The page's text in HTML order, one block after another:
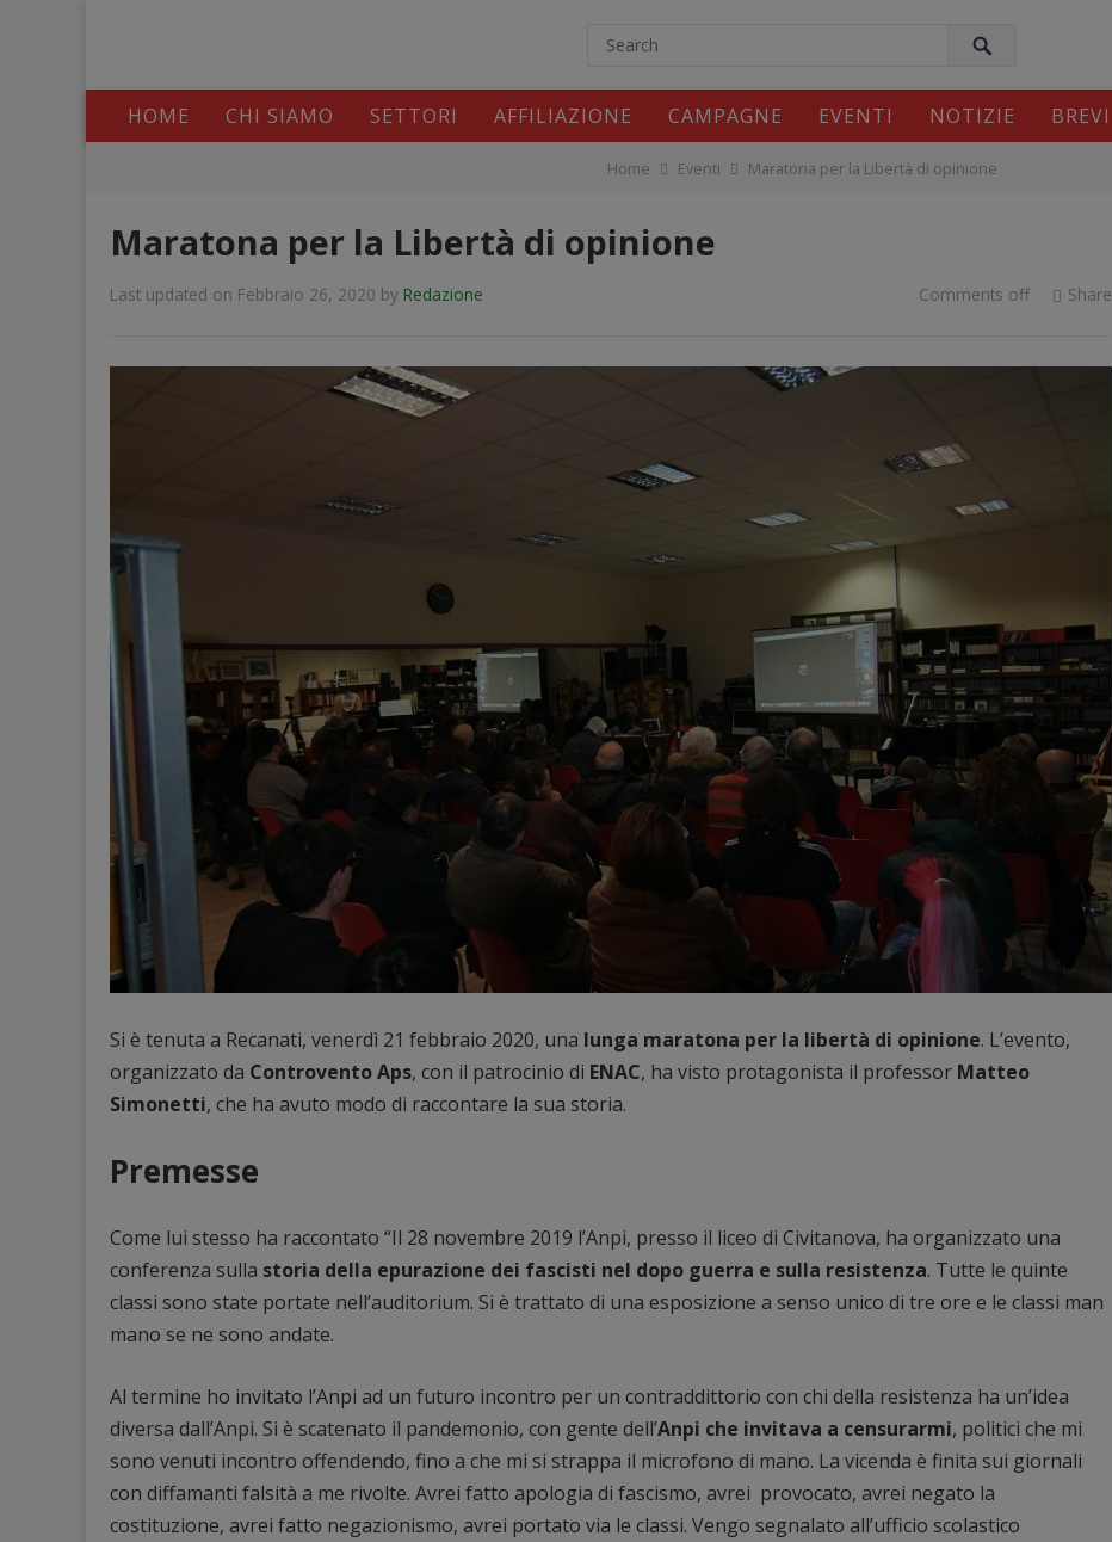
HOME CHI SIAMO SETTORI AFFILIAZIONE CAMPAGNE EVENTI NOTIZIE BREVI
Home Eventi Maratona per la Libertà di opinione
Maratona per la Libertà di opinione
Last updated on Febbraio 26, 2020 by Redazione Comments off Share
Si è tenuta a Recanati, venerdì 21 febbraio 2020, una lunga maratona per la libertà di opinione. L’evento,
organizzato da Controvento Aps, con il patrocinio di ENAC, ha visto protagonista il professor Matteo
Simonetti, che ha avuto modo di raccontare la sua storia.
Premesse
Come lui stesso ha raccontato “Il 28 novembre 2019 l’Anpi, presso il liceo di Civitanova, ha organizzato una
conferenza sulla storia della epurazione dei fascisti nel dopo guerra e sulla resistenza. Tutte le quinte
classi sono state portate nell’auditorium. Si è trattato di una esposizione a senso unico di tre ore e le classi man
mano se ne sono andate.
Al termine ho invitato l’Anpi ad un futuro incontro per un contraddittorio con chi della resistenza ha un’idea
diversa dall’Anpi. Si è scatenato il pandemonio, con gente dell’Anpi che invitava a censurarmi, politici che mi
sono venuti incontro offendendo, fino a che mi si strappa il microfono di mano. La vicenda è finita sui giornali
con diffamanti falsità a me rivolte. Avrei fatto apologia di fascismo, avrei provocato, avrei negato la
costituzione, avrei fatto negazionismo, avrei portato via le classi. Vengo segnalato all’ufficio scolastico